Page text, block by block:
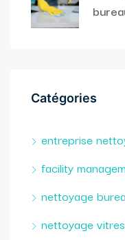
Catégories
entreprise
facility
nettoyage
nettoyage